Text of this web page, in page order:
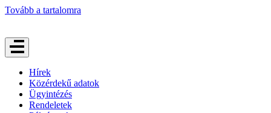
Tovább a tartalomra
Hírek
Közérdekű adatok
Ügyintézés
Rendeletek